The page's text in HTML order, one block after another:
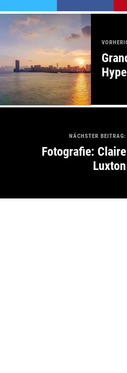
NÄCHSTER BEITRAG:
Fotografie: Claire
Luxton